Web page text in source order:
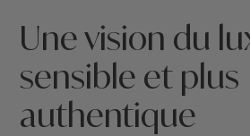
Une vision du
sensible et plus
authentique